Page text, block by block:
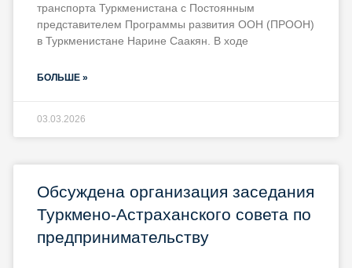
транспорта Туркменистана с Постоянным
представителем Программы развития ООН (ПРООН)
в Туркменистане Нарине Саакян. В ходе
БОЛЬШЕ »
03.03.2026
Обсуждена организация заседания
Туркмено-Астраханского совета по
предпринимательству